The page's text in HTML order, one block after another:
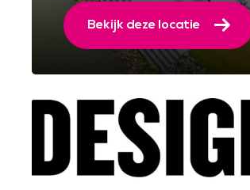
Bekijk deze locatie